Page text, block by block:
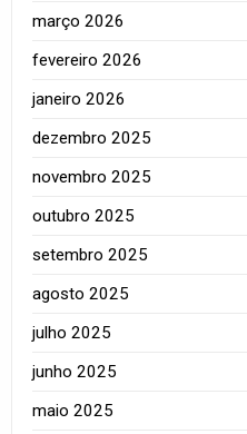
março 2026
fevereiro 2026
janeiro 2026
dezembro 2025
novembro 2025
outubro 2025
setembro 2025
agosto 2025
julho 2025
junho 2025
maio 2025